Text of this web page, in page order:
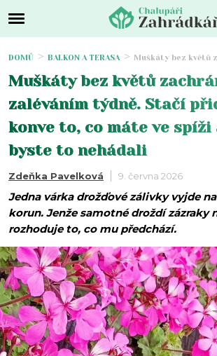
DOMŮ BALKON A TERASA Muškáty bez květů
Muškáty bez květů
zaléváním týdně. Stačí
konve to, co máte ve spíži
byste to nehádali
Zdeňka Pavelková 9. června 2026
Jedna várka drožďové zálivky vyjde
korun. Jenže samotné droždí zázraky
rozhoduje to, co mu předchází.